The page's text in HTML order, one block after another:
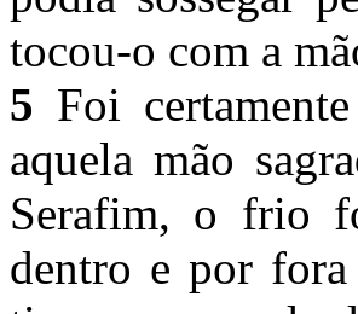
tocou-o com a
5 Foi
aquela mão
Serafim, o frio
dentro e por